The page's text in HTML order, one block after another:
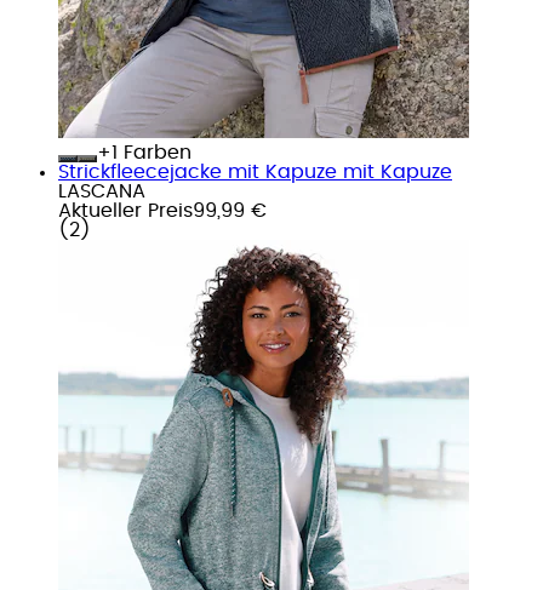
+
Farben
Strickfleecejacke mit Kapuze mit Kapuze
LASCANA
Aktueller Preis99,99 €
( 2 )